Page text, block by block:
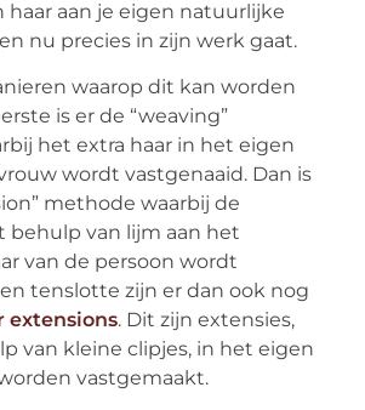
haar aan je eigen natuurlijke
nu precies in zijn werk gaat.
waarop dit kan worden
is er de “weaving”
het extra haar in het eigen
wordt vastgenaaid. Dan is
methode waarbij de
behulp van lijm aan het
van de persoon wordt
tenslotte zijn er dan ook nog
extensions. Dit zijn extensies,
van kleine clipjes, in het eigen
vastgemaakt.